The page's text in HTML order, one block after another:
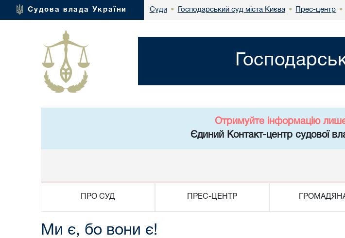
Судова влада України Суди • Господарський суд міста Києва • Прес-центр •
Отримуйте інформацію
Єдиний Контакт-центр судової
ПРО СУД ПРЕС-ЦЕНТР
Ми є, бо вони є!